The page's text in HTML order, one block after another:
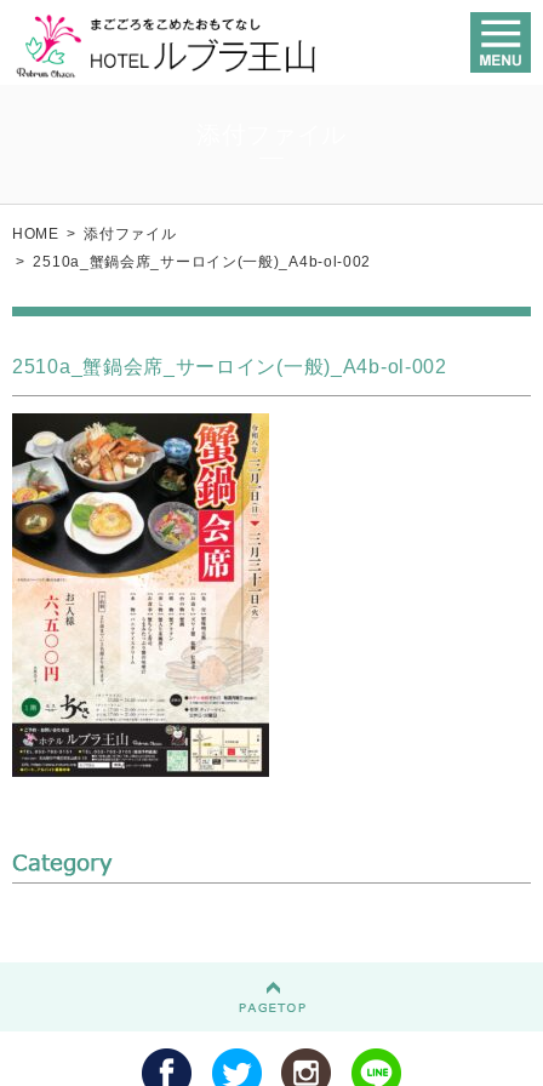
HOME > 添付ファイル
> 2510a_蟹鍋会席_サーロイン(一般)_A4b-ol-002
2510a_蟹鍋会席_サーロイン(一般)_A4b-ol-002